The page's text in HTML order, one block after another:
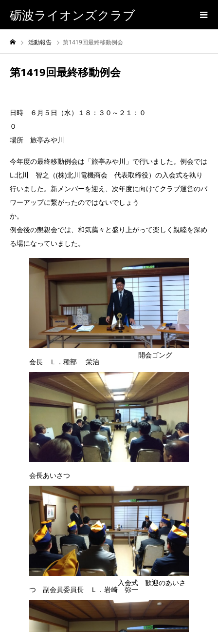
砺波ライオンズクラブ
活動報告 第1419回最終移動例会
第1419回最終移動例会
日時 ６月５日（水）１８：３０～２１：０
場所 旅亭みや川
今年度の最終移動例会は「旅亭みや川」で行いました。例会では
L.北川 智之（(株)北川電機商会 代表取締役）の入会式を執り
行いました。新メンバーを迎え、次年度に向けてクラブ運営のパ
ワーアップに繋がったのではないでしょう
か
例会後の懇親会では、和気藹々と盛り上がって楽しく親睦を深め
る場になっていました。
開会ゴング
会長 Ｌ．種部 栄治
会長あいさつ
入会式 歓迎のあいさ
つ 副会員委員長 Ｌ．岩崎 弥一